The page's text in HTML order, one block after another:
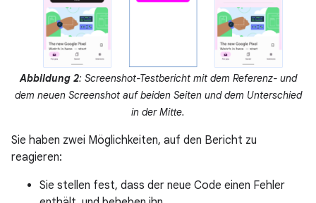
Abbildung 2: Screenshot-Testbericht mit dem Referenz- und
dem neuen Screenshot auf beiden Seiten und dem Unterschied
in der Mitte.
Sie haben zwei Möglichkeiten, auf den Bericht zu
reagieren:
Sie stellen fest, dass der neue Code einen Fehler